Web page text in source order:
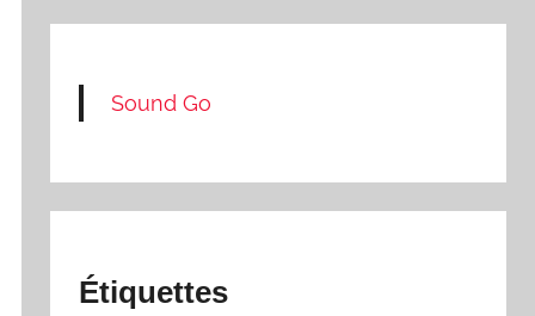
Sound Go
Étiquettes